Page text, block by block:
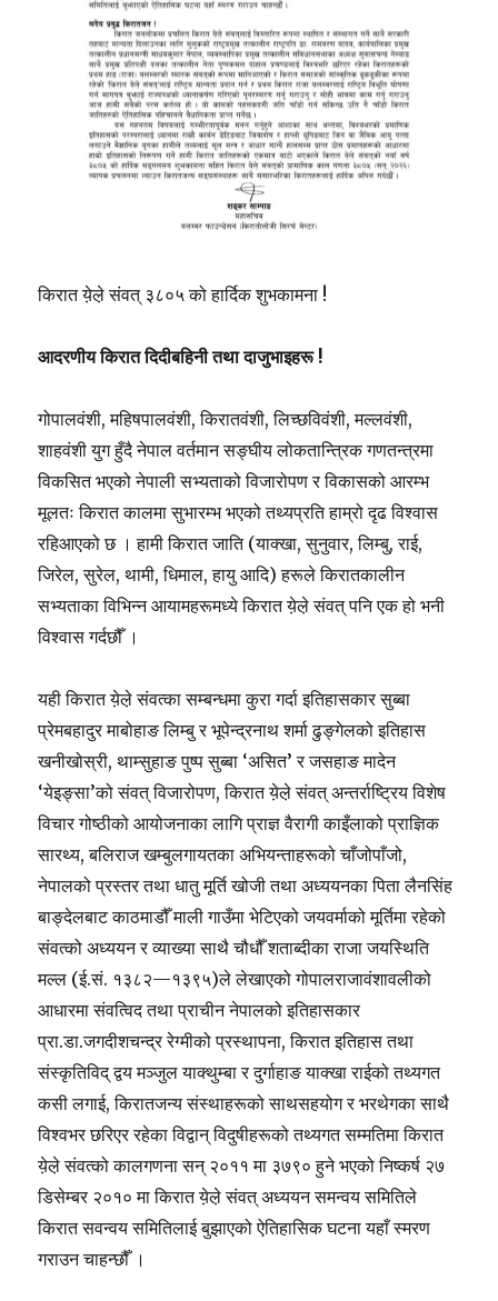
किरात ये़ले़ संवत् ३८०५ को हार्दिक शुभकामना !
आदरणीय किरात दिदीबहिनी तथा दाजुभाइहरू !
गोपालवंशी, महिषपालवंशी, किरातवंशी, लिच्छविवंशी, मल्लवंशी,
शाहवंशी युग हुँदै नेपाल वर्तमान सङ्घीय लोकतान्त्रिक गणतन्त्रमा
विकसित भएको नेपाली सभ्यताको विजारोपण र विकासको आरम्भ
मूलतः किरात कालमा सुभारम्भ भएको तथ्यप्रति हाम्रो दृढ विश्वास
रहिआएको छ । हामी किरात जाति (याक्खा, सुनुवार, लिम्बु, राई,
जिरेल, सुरेल, थामी, धिमाल, हायु आदि) हरूले किरातकालीन
सभ्यताका विभिन्न आयामहरूमध्ये किरात ये़ले़ संवत् पनि एक हो भनी
विश्वास गर्दछौँ ।
यही किरात ये़ले़ संवत्का सम्बन्धमा कुरा गर्दा इतिहासकार सुब्बा
प्रेमबहादुर माबोहाङ लिम्बु र भूपेन्द्रनाथ शर्मा ढुङ्गेलको इतिहास
खनीखोस्री, थाम्सुहाङ पुष्प सुब्बा ‘असित’ र जसहाङ मादेन
‘येइङ्सा’को संवत् विजारोपण, किरात ये़ले़ संवत् अन्तर्राष्ट्रिय विशेष
विचार गोष्ठीको आयोजनाका लागि प्राज्ञ वैरागी काइँलाको प्राज्ञिक
सारथ्य, बलिराज खम्बुलगायतका अभियन्ताहरूको चाँजोपाँजो,
नेपालको प्रस्तर तथा धातु मूर्ति खोजी तथा अध्ययनका पिता लैनसिंह
बाङ्देलबाट काठमाडौँ माली गाउँमा भेटिएको जयवर्माको मूर्तिमा रहेको
संवत्को अध्ययन र व्याख्या साथै चौधौँ शताब्दीका राजा जयस्थिति
मल्ल (ई.सं. १३८२—१३९५)ले लेखाएको गोपालराजावंशावलीको
आधारमा संवत्विद तथा प्राचीन नेपालको इतिहासकार
प्रा.डा.जगदीशचन्द्र रेग्मीको प्रस्थापना, किरात इतिहास तथा
संस्कृतिविद् द्वय मञ्जुल याक्थुम्बा र दुर्गाहाङ याक्खा राईको तथ्यगत
कसी लगाई, किरातजन्य संस्थाहरूको साथसहयोग र भरथेगका साथै
विश्वभर छरिएर रहेका विद्वान् विदुषीहरूको तथ्यगत सम्मतिमा किरात
ये़ले़ संवत्को कालगणना सन् २०११ मा ३७९० हुने भएको निष्कर्ष २७
डिसेम्बर २०१० मा किरात ये़ले़ संवत् अध्ययन समन्वय समितिले
किरात सवन्वय समितिलाई बुझाएको ऐतिहासिक घटना यहाँ स्मरण
गराउन चाहन्छौँ ।